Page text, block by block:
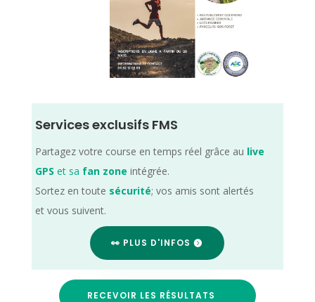
Services exclusifs FMS
Partagez votre course en temps réel grâce au live
GPS et sa fan zone intégrée.
Sortez en toute sécurité; vos amis sont alertés
et vous suivent.
👀 PLUS D'INFOS
RECEVOIR LES RÉSULTATS